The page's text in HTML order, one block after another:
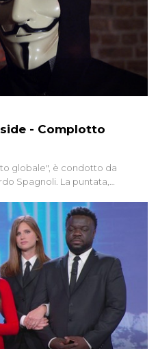
- Complotto
globale", è condotto da
Spagnoli. La puntata,
alternative, dei sospetti
ultimi anni hanno invaso
digitali e immaginario collettivo.